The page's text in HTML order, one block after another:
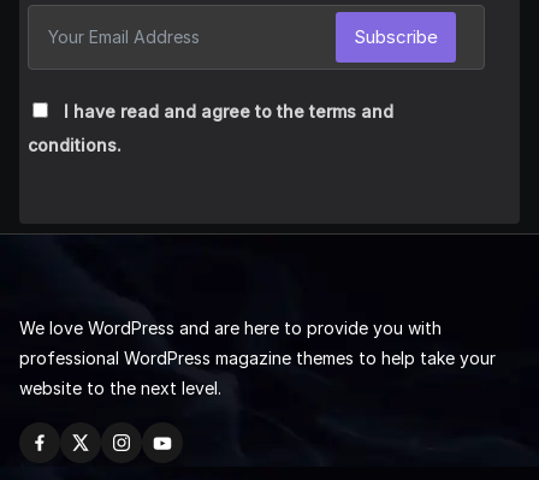
I have read and agree to the terms and
conditions.
Subscribe
We love WordPress and are here to provide you with
professional WordPress magazine themes to help take your
website to the next level.